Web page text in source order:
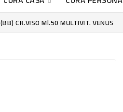
(BB) CR.VISO Ml.50 MULTIVIT. VENUS